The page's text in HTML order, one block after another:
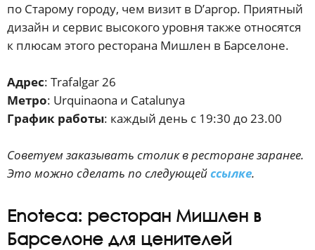
по Старому городу, чем визит в D’aprop. Приятный
дизайн и сервис высокого уровня также относятся
к плюсам этого ресторана Мишлен в Барселоне.
Адрес: Trafalgar 26
Метро: Urquinaona и Catalunya
График работы: каждый день с 19:30 до 23.00
Советуем заказывать столик в ресторане заранее.
Это можно сделать по следующейссылке.
Enoteca: ресторан Мишлен в
Барселоне для ценителей